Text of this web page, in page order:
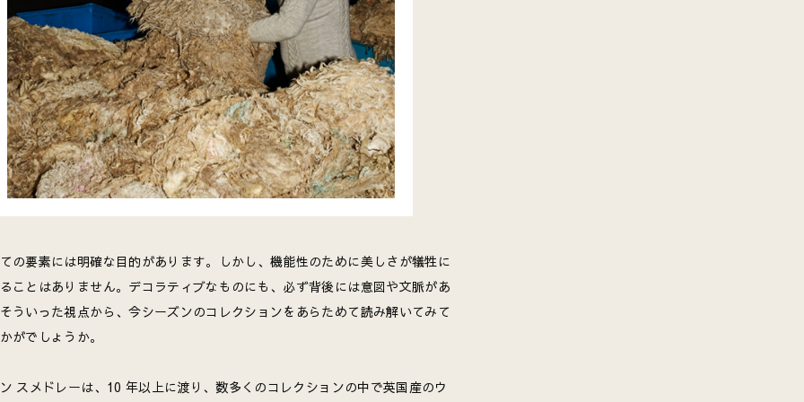
の要素には明確な目的があります。しかし、機能性のために美しさが犠牲に
ことはありません。デコラティブなものにも、必ず背後には意図や文脈があ
ういった視点から、今シーズンのコレクションをあらためて読み解いてみて
がでしょうか。
スメドレーは、10 年以上に渡り、数多くのコレクションの中で英国産のウ